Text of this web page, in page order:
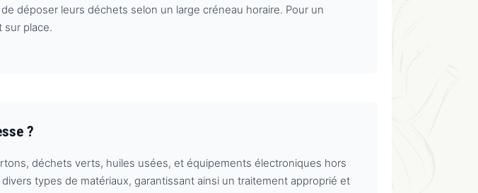
déposer leurs déchets selon un large créneau horaire. Pour un
sur place.
?
déchets verts, huiles usées, et équipements électroniques hors
types de matériaux, garantissant ainsi un traitement approprié et